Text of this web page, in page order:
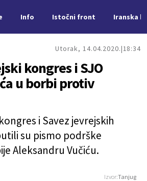
Info Istočni front Iranska
Utorak, 14.04.2020. 18:34
kongres i SJO
u borbi protiv
i Savez jevrejskih
su pismo podrške
Aleksandru Vučiću.
Izvor:Tanjug